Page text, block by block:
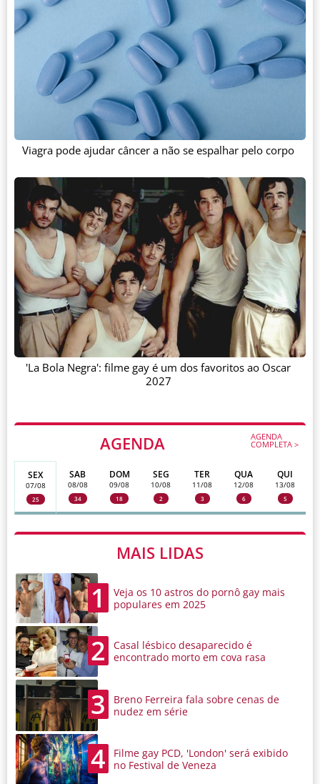
AGENDA AGENDA
COMPLETA >
SEX
07/08
25
SAB
08/08
34
DOM
09/08
18
SEG
10/08
2
TER
11/08
3
QUA
12/08
6
QUI
13/08
5
MAIS LIDAS
1
Veja os 10 astros do pornô gay mais
populares em 2025
2
Casal lésbico desaparecido é
encontrado morto em cova rasa
3
Breno Ferreira fala sobre cenas de
nudez em série
4
Filme gay PCD, 'London' será exibido
no Festival de Veneza
Viagra pode ajudar câncer a não se espalhar pelo corpo
'La Bola Negra': filme gay é um dos favoritos ao Oscar
2027